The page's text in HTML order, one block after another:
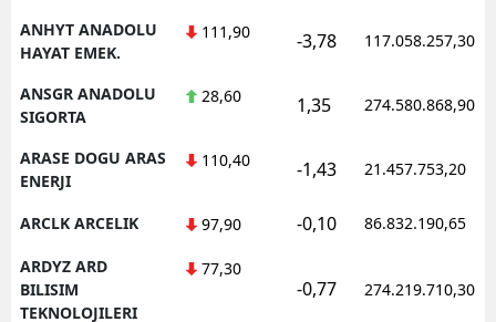
ANHYT ANADOLU
HAYAT EMEK.
111,90 -3,78 117.058.257,30
ANSGR ANADOLU
SIGORTA
28,60 1,35 274.580.868,90
ARASE DOGU ARAS
ENERJI
110,40 -1,43 21.457.753,20
ARCLK ARCELIK 97,90 -0,10 86.832.190,65
ARDYZ ARD
BILISIM
TEKNOLOJILERI
77,30
-0,77 274.219.710,30